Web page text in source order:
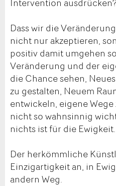
Dass wir die
nicht nur akzeptieren,
positiv damit umgehen
Veränderung und der
die Chance sehen,
zu gestalten, Neuem
entwickeln, eigene
nicht so wahnsinnig
nichts ist für die Ewigkeit.
Der herkömmliche
Einzigartigkeit an, in
andern Weg.